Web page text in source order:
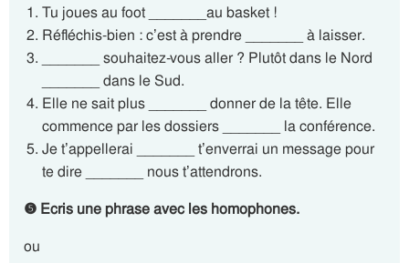
Tu joues au foot _______au basket !
Réfléchis-bien : c’est à prendre _______ à laisser.
_______ souhaitez-vous aller ? Plutôt dans le Nord
_______ dans le Sud.
Elle ne sait plus _______ donner de la tête. Elle
commence par les dossiers _______ la conférence.
Je t’appellerai _______ t’enverrai un message pour
te dire _______ nous t’attendrons.
❺ Ecris une phrase avec les homophones.
ou